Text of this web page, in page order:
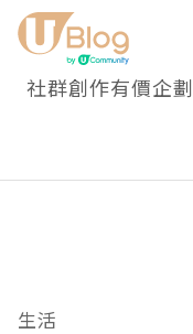
社群創作有價企劃
生活